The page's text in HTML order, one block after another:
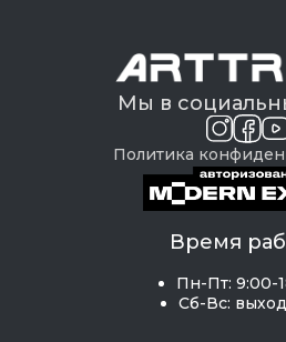
Мы в
Политика
Время
Пн-Пт: 9:00-
Сб-Вс: